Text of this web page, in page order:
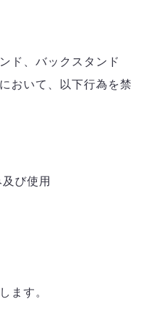
ド、バックスタンド
おいて、以下行為を禁
び使用
ます。